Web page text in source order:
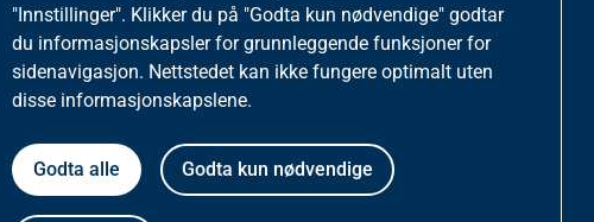
"Innstillinger". Klikker du på "Godta kun nødvendige" godtar
du informasjonskapsler for grunnleggende funksjoner for
sidenavigasjon. Nettstedet kan ikke fungere optimalt uten
disse informasjonskapslene.
Godta alle Godta kun nødvendige